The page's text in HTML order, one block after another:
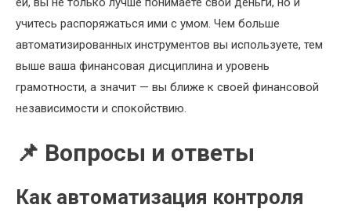
учитесь распоряжаться ими с умом. Чем больше
автоматизированных инструментов вы используете, тем
выше ваша финансовая дисциплина и уровень
грамотности, а значит — вы ближе к своей финансовой
независимости и спокойствию.
📌 Вопросы и ответы
Как автоматизация контроля